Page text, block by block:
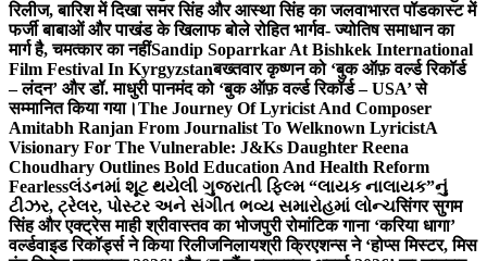
रिलीज, बारिश में दिखा समर सिंह और आस्था सिंह का जलवाभारत पॉडकास्ट में
फर्जी बाबाओं और पाखंड के खिलाफ बोले रोहित भार्गव- ज्योतिष समाधान का
मार्ग है, चमत्कार का नहींSandip Soparrkar At Bishkek International
Film Festival In Kyrgyzstanबख्तवार कृष्णन को ‘बुक ऑफ़ वर्ल्ड रिकॉर्ड
– लंदन’ और डॉ. माधुरी पानमंद को ‘बुक ऑफ़ वर्ल्ड रिकॉर्ड – USA’ से
सम्मानित किया गया।The Journey Of Lyricist And Composer
Amitabh Ranjan From Journalist To Welknown LyricistA
Visionary For The Vulnerable: J&Ks Daughter Reena
Choudhary Outlines Bold Education And Health Reform
Fearlessલંડનમાં શૂટ થયેલી ગુજરાતી ફિલ્મ “લાયક નાલાયક”નું
ટીઝર, ટ્રેલર, પોસ્ટર અને સંગીત ભવ્ય સમારોહમાં લોન્ચसिंगर सुगम
सिंह और एक्ट्रेस माही श्रीवास्तव का भोजपुरी रोमांटिक गाना ‘करिया धागा’
वर्ल्डवाइड रिकॉर्ड्स ने किया रिलीजनिलायश्री क्रिएशन्स ने ‘होप्स मिस्टर, मिस